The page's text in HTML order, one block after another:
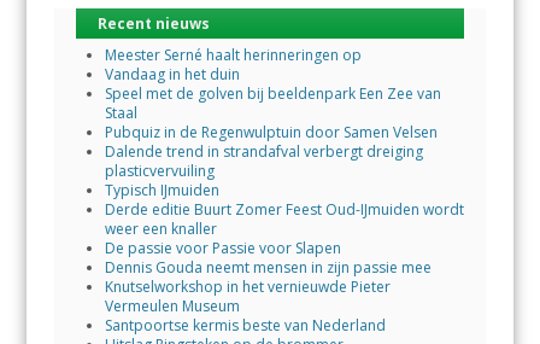
Recent nieuws
Meester Serné haalt herinneringen op
Vandaag in het duin
Speel met de golven bij beeldenpark Een Zee van
Staal
Pubquiz in de Regenwulptuin door Samen Velsen
Dalende trend in strandafval verbergt dreiging
plasticvervuiling
Typisch IJmuiden
Derde editie Buurt Zomer Feest Oud-IJmuiden wordt
weer een knaller
De passie voor Passie voor Slapen
Dennis Gouda neemt mensen in zijn passie mee
Knutselworkshop in het vernieuwde Pieter
Vermeulen Museum
Santpoortse kermis beste van Nederland